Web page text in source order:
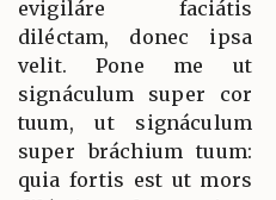
evigiláre faciátis
diléctam, donec ipsa
velit. Pone me ut
signáculum super cor
tuum, ut signáculum
super bráchium tuum:
quia fortis est ut mors